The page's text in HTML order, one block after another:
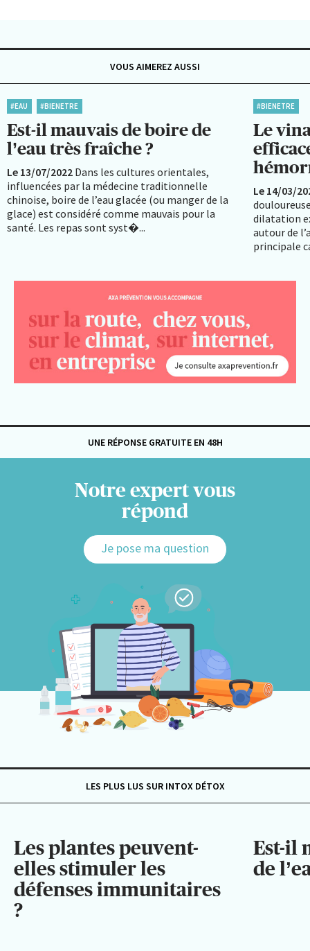
VOUS AIMEREZ AUSSI
#EAU #BIENETRE
Est-il mauvais de boire de
l’eau très fraîche ?
Le 13/07/2022 Dans les cultures orientales,
influencées par la médecine traditionnelle
chinoise, boire de l’eau glacée (ou manger de la
glace) est considéré comme mauvais pour la
santé. Les repas sont syst�...
#BIENETRE
Le
Le 14/03/
dilatation
autour de
principale
UNE RÉPONSE GRATUITE EN 48H
Notre expert vous
répond
Je pose ma question
LES PLUS LUS SUR INTOX DÉTOX
Les plantes peuvent-
elles stimuler les
défenses immunitaires
?
Est-il
de